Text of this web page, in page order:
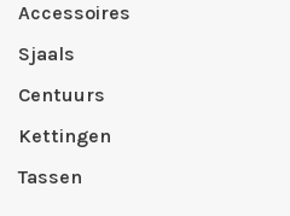
Accessoires
Sjaals
Centuurs
Kettingen
Tassen